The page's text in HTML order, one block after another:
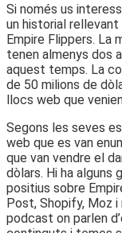
Si només us
un historial rellevant
Empire Flippers. La
tenen almenys dos
aquest temps. La
de 50 milions de
llocs web que
Segons les seves
web que es van
que van vendre el
dòlars. Hi ha alguns
positius sobre
Post, Shopify, Moz i
podcast on parlen